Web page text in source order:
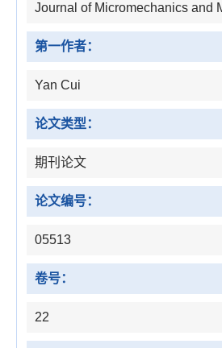
Journal of Micromechanics and
第一作者：
Yan Cui
论文类型：
期刊论文
论文编号：
05513
卷号：
22